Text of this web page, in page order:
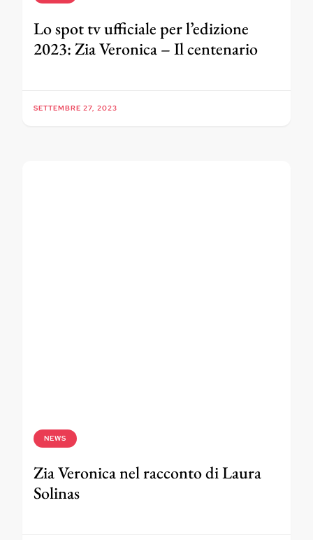
Lo spot tv ufficiale per l’edizione
2023: Zia Veronica – Il centenario
SETTEMBRE 27, 2023
NEWS
Zia Veronica nel racconto di Laura
Solinas